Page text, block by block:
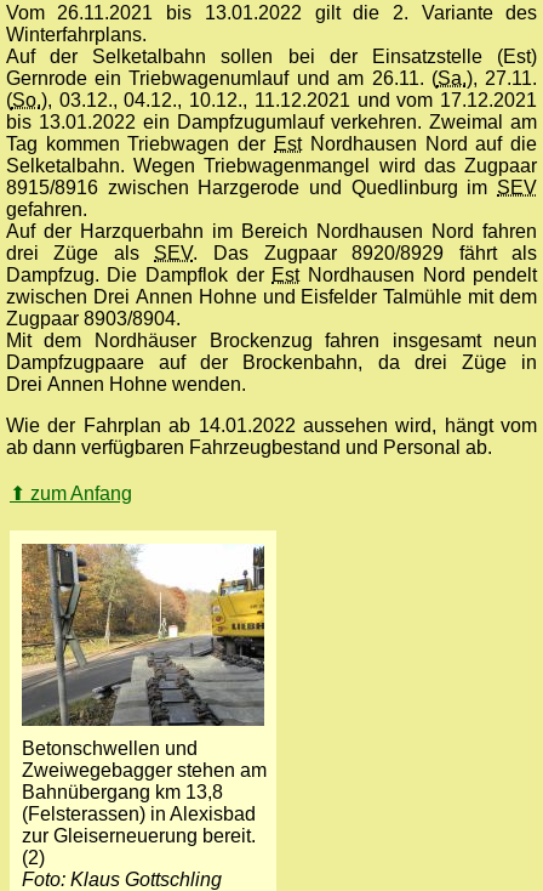
Vom 26.11.2021 bis 13.01.2022 gilt die 2. Variante des
Winterfahrplans.
Auf der Selketalbahn sollen bei der Einsatzstelle (Est)
Gernrode ein Triebwagenumlauf und am 26.11. (Sa.), 27.11.
(So.), 03.12., 04.12., 10.12., 11.12.2021 und vom 17.12.2021
bis 13.01.2022 ein Dampfzugumlauf verkehren. Zweimal am
Tag kommen Triebwagen der EstNordhausen Nord auf die
Selketalbahn. Wegen Triebwagenmangel wird das Zugpaar
8915/8916 zwischen Harzgerode und Quedlinburg im SEV
gefahren.
Auf der Harzquerbahn im Bereich Nordhausen Nord fahren
drei Züge als SEV. Das Zugpaar 8920/8929 fährt als
Dampfzug. Die Dampflok der EstNordhausen Nord pendelt
zwischen Drei Annen Hohne und Eisfelder Talmühle mit dem
Zugpaar 8903/8904.
Mit dem Nordhäuser Brockenzug fahren insgesamt neun
Dampfzugpaare auf der Brockenbahn, da drei Züge in
Drei Annen Hohne wenden.
Wie der Fahrplan ab 14.01.2022 aussehen wird, hängt vom
ab dann verfügbaren Fahrzeugbestand und Personal ab.
⬆ zum Anfang
Betonschwellen und
Zweiwegebagger stehen am
Bahnübergang km 13,8
(Felsterassen) in Alexisbad
zur Gleiserneuerung bereit.
(2)
Foto: Klaus Gottschling